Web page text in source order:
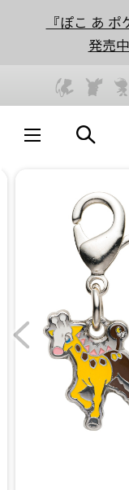
『ぽこ あ
発売